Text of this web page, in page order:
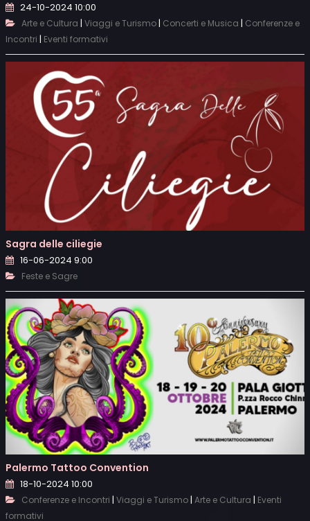
24-10-2024 10:00
Arte e Cultura | Viaggi e Turismo| Concerti e Musica | Conferenze e
Incontri | Eventi formativi
Sagra delle ciliegie
16-06-2024 9:00
Feste e Sagre
Palermo Tattoo Convention
18-10-2024 10:00
Conferenze e Incontri | Viaggi e Turismo | Arte e Cultura | Eventi
formativi